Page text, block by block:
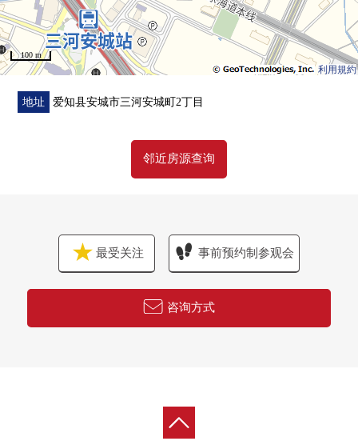
随时受理室内向导。
从各位的咨询心恭候您的光临。
利用規約
100 m
地址 爱知县安城市三河安城町2丁目
邻近房源查询
最受关注 事前预约制参观会
咨询方式